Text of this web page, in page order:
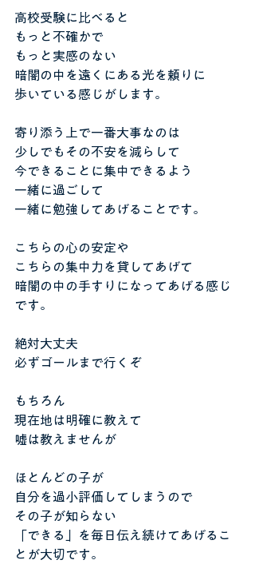
高校受験に比べると
もっと不確かで
もっと実感のない
暗闇の中を遠くにある光を頼りに
歩いている感じがします。
寄り添う上で一番大事なのは
少しでもその不安を減らして
今できることに集中できるよう
一緒に過ごして
一緒に勉強してあげることです。
こちらの心の安定や
こちらの集中力を貸してあげて
暗闇の中の手すりになってあげる感じ
です。
絶対大丈夫
必ずゴールまで行くぞ
もちろん
現在地は明確に教えて
嘘は教えませんが
ほとんどの子が
自分を過小評価してしまうので
その子が知らない
「できる」を毎日伝え続けてあげるこ
とが大切です。